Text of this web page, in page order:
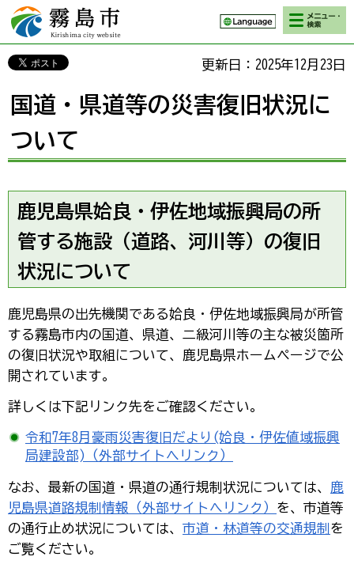
霧島市 Kirishima
city website
検索・メニ
ュー
更新日：2025年12月23日
国道・県道等の災害復旧状況に
ついて
鹿児島県姶良・伊佐地域振興局の所
管する施設（道路、河川等）の復旧
状況について
鹿児島県の出先機関である姶良・伊佐地域振興局が所管
する霧島市内の国道、県道、二級河川等の主な被災箇所
の復旧状況や取組について、鹿児島県ホームページで公
開されています。
詳しくは下記リンク先をご確認ください。
令和7年8月豪雨災害復旧だより(姶良・伊佐値域振興
局建設部)（外部サイトへリンク）
なお、最新の国道・県道の通行規制状況については、 鹿
児島県道路規制情報（外部サイトへリンク） を、市道等
の通行止め状況については、 市道・林道等の交通規制 を
ご覧ください。